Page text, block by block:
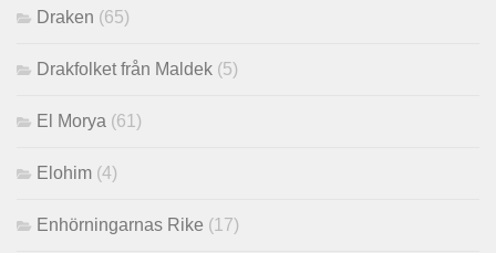
Draken (65)
Drakfolket från Maldek (5)
El Morya (61)
Elohim (4)
Enhörningarnas Rike (17)